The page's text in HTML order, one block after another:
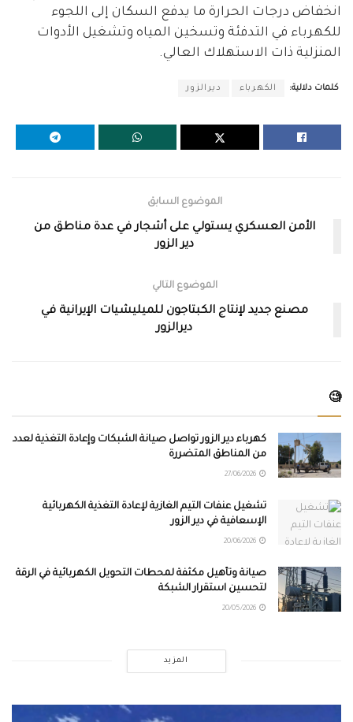
انخفاض درجات الحرارة ما يدفع السكان إلى اللجوء
للكهرباء في التدفئة وتسخين المياه وتشغيل الأدوات
المنزلية ذات الاستهلاك العالي.
كلمات دلالية: الكهرباء ديرالزور
الموضوع السابق
الأمن العسكري يستولي على أشجار في عدة مناطق من
دير الزور
الموضوع التالي
مصنع جديد لإنتاج الكبتاجون للميليشيات الإيرانية في
ديرالزور
🧐
كهرباء دير الزور تواصل صيانة الشبكات وإعادة التغذية لعدد
من المناطق المتضررة
تشغيل عنفات التيم الغازية لإعادة التغذية الكهربائية
الإسعافية في دير الزور
صيانة وتأهيل مكثفة لمحطات التحويل الكهربائية في الرقة
لتحسين استقرار الشبكة
المزيد